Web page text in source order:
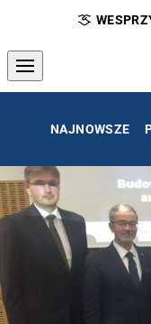
NAJNOWSZE